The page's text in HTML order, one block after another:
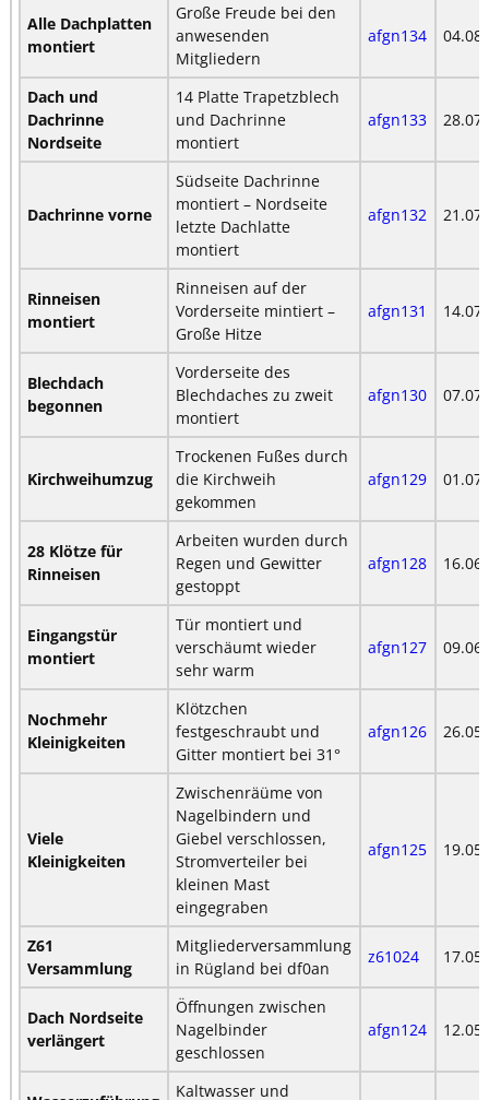
Alle Dachplatten
montiert
Große Freude bei den
anwesenden
Mitgliedern
afgn134
Dach und
Dachrinne
Nordseite
14 Platte Trapetzblech
und Dachrinne
montiert
afgn133
Dachrinne vorne
Südseite Dachrinne
montiert – Nordseite
letzte Dachlatte
montiert
afgn132
Rinneisen
montiert
Rinneisen auf der
Vorderseite mintiert –
Große Hitze
afgn131
Blechdach
begonnen
Vorderseite des
Blechdaches zu zweit
montiert
afgn130
Kirchweihumzug
Trockenen Fußes durch
die Kirchweih
gekommen
afgn129
28 Klötze für
Rinneisen
Arbeiten wurden durch
Regen und Gewitter
gestoppt
afgn128
Eingangstür
montiert
Tür montiert und
verschäumt wieder
sehr warm
afgn127
Nochmehr
Kleinigkeiten
Klötzchen
festgeschraubt und
Gitter montiert bei 31°
afgn126
Viele
Kleinigkeiten
Zwischenräüme von
Nagelbindern und
Giebel verschlossen,
Stromverteiler bei
kleinen Mast
eingegraben
afgn125
Z61
Versammlung
Mitgliederversammlung
in Rügland bei df0an
z61024
Dach Nordseite
verlängert
Öffnungen zwischen
Nagelbinder
geschlossen
afgn124
Kaltwasser und